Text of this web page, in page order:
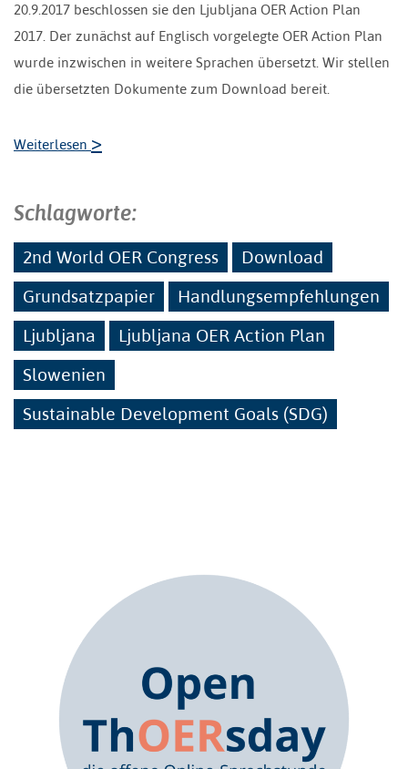
20.9.2017 beschlossen sie den Ljubljana OER Action Plan
2017. Der zunächst auf Englisch vorgelegte OER Action Plan
wurde inzwischen in weitere Sprachen übersetzt. Wir stellen
die übersetzten Dokumente zum Download bereit.
Weiterlesen >
Schlagworte:
2nd World OER Congress
Download
Grundsatzpapier
Handlungsempfehlungen
Ljubljana
Ljubljana OER Action Plan
Slowenien
Sustainable Development Goals (SDG)